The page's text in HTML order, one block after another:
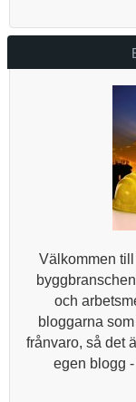
Välkommen
och
bloggarna
frånvaro, så det
egen blogg